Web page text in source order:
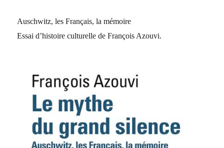
Auschwitz, les Français, la mémoire
Essai d’histoire culturelle de François Azouvi.